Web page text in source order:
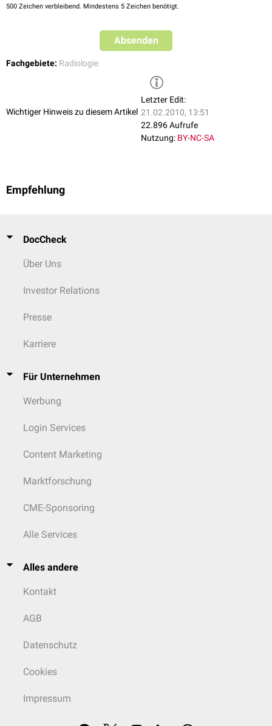
500 Zeichen verbleibend. Mindestens 5 Zeichen benötigt.
Absenden
Fachgebiete: Radiologie
Wichtiger Hinweis zu diesem Artikel
Letzter Edit:
21.02.2010, 13:51
22.896 Aufrufe
Nutzung: BY-NC-SA
Empfehlung
DocCheck
Über Uns
Investor Relations
Presse
Karriere
Für Unternehmen
Werbung
Login Services
Content Marketing
Marktforschung
CME-Sponsoring
Alle Services
Alles andere
Kontakt
AGB
Datenschutz
Cookies
Impressum